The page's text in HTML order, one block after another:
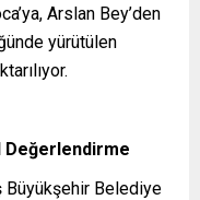
Arslan Bey’den
yürütülen
Değerlendirme
Büyükşehir Belediye